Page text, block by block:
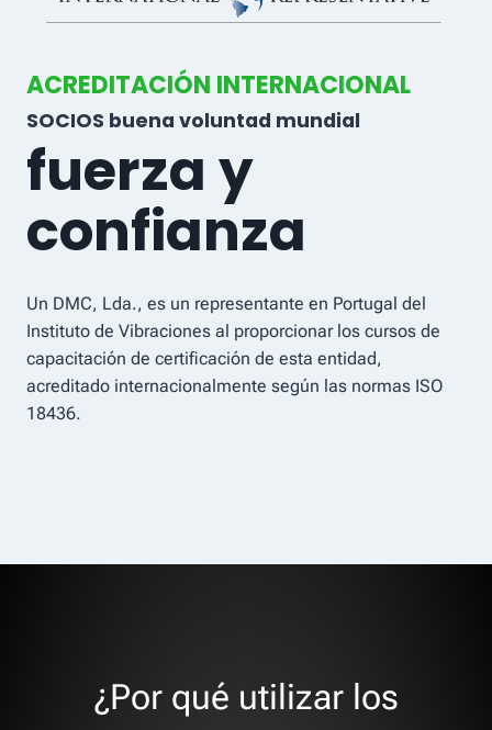
ACREDITACIÓN INTERNACIONAL
SOCIOS buena voluntad mundial
fuerza y ​​
confianza
Un DMC, Lda., es un representante en Portugal del
Instituto de Vibraciones al proporcionar los cursos de
capacitación de certificación de esta entidad,
acreditado internacionalmente según las normas ISO
18436.
¿Por qué utilizar los